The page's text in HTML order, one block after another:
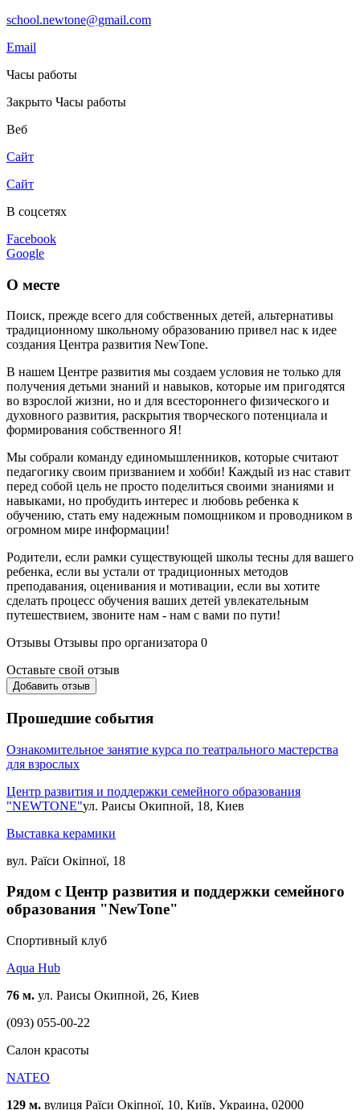
school.newtone@gmail.com
Email
Часы работы
Закрыто Часы работы
Веб
Сайт
Сайт
В соцсетях
Facebook
Google
О месте
Поиск, прежде всего для собственных детей, альтернативы
традиционному школьному образованию привел нас к идее
создания Центра развития NewTone.
В нашем Центре развития мы создаем условия не только для
получения детьми знаний и навыков, которые им пригодятся
во взрослой жизни, но и для всестороннего физического и
духовного развития, раскрытия творческого потенциала и
формирования собственного Я!
Мы собрали команду единомышленников, которые считают
педагогику своим призванием и хобби! Каждый из нас ставит
перед собой цель не просто поделиться своими знаниями и
навыками, но пробудить интерес и любовь ребенка к
обучению, стать ему надежным помощником и проводником в
огромном мире информации!
Родители, если рамки существующей школы тесны для вашего
ребенка, если вы устали от традиционных методов
преподавания, оценивания и мотивации, если вы хотите
сделать процесс обучения ваших детей увлекательным
путешествием, звоните нам - нам с вами по пути!
Отзывы Отзывы про организатора 0
Оставьте свой отзыв
Добавить отзыв
Прошедшие события
Ознакомительное занятие курса по театрального мастерства
для взрослых
Центр развития и поддержки семейного образования
"NEWTONE"ул. Раисы Окипной, 18, Киев
Выставка керамики
вул. Раїси Окіпної, 18
Рядом с Центр развития и поддержки семейного
образования "NewTone"
Спортивный клуб
Aqua Hub
76 м. ул. Раисы Окипной, 26, Киев
(093) 055-00-22
Cалон красоты
NATEO
129 м. вулиця Раїси Окіпної, 10, Київ, Украина, 02000